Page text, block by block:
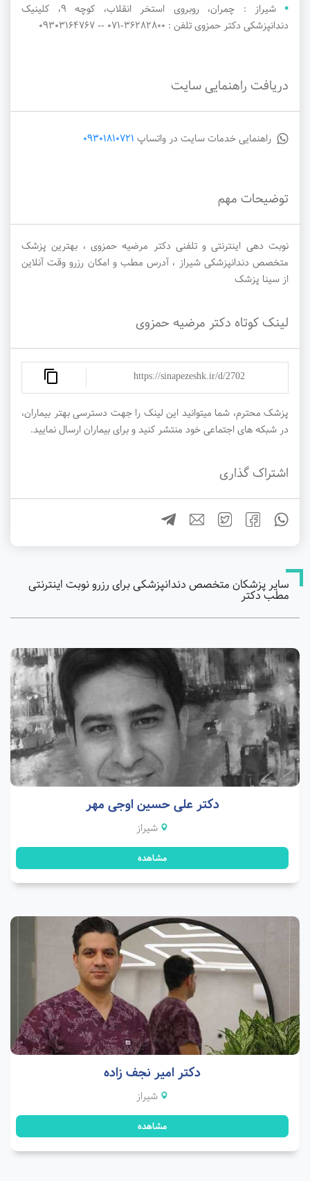
شیراز : چمران، روبروی استخر انقلاب، کوچه ۹، کلینیک
دندانپزشکی دکتر حمزوی تلفن : ۳۶۲۸۲۸۰۰-071 -- ۰۹۳۰۳۱۶۴۷۶۷
دریافت راهنمایی سایت
راهنمایی خدمات سایت در واتساپ 09301810721
توضیحات مهم
نوبت دهی اینترنتی و تلفنی دکتر مرضیه حمزوی ، بهترین پزشک
متخصص دندانپزشکی شیراز ، آدرس مطب و امکان رزرو وقت آنلاین
از سینا پزشک
لینک کوتاه دکتر مرضیه حمزوی
https://sinapezeshk.ir/d/2702
پزشک محترم، شما میتوانید این لینک را جهت دسترسی بهتر بیماران،
در شبکه های اجتماعی خود منتشر کنید و برای بیماران ارسال نمایید.
اشتراک گذاری
سایر پزشکان متخصص دندانپزشکی برای رزرو نوبت اینترنتی
مطب دکتر
دکتر علی حسین اوجی مهر
شیراز
مشاهده
دکتر امیر نجف زاده
شیراز
مشاهده